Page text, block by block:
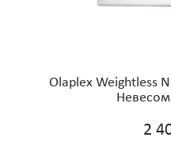
Olaplex Weightless
2